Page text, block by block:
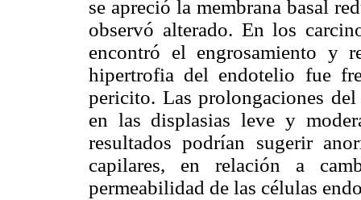
se apreció la membrana basal
observó alterado. En los
encontró el engrosamiento y
hipertrofia del endotelio fue
pericito. Las prolongaciones
en las displasias leve y
resultados podrían sugerir
capilares, en relación a
permeabilidad de las células